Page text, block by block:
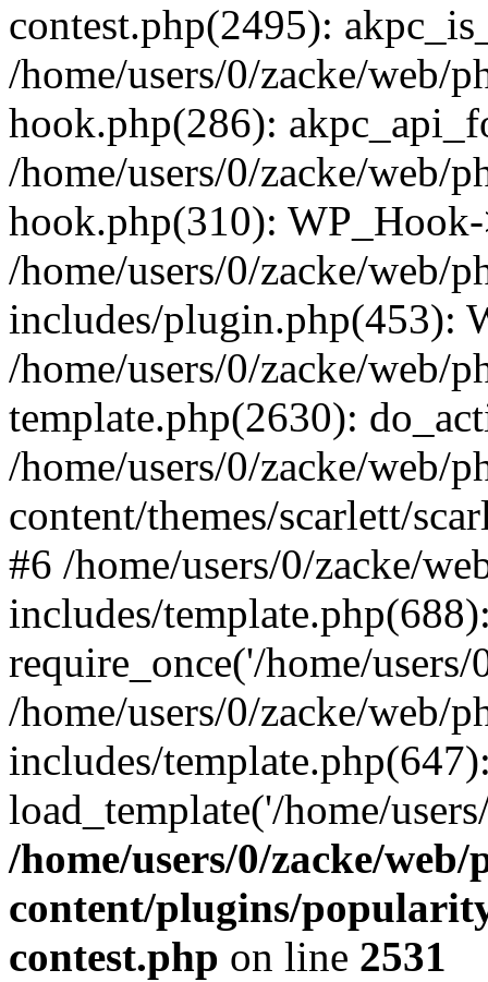
contest.php(2495):
/home/users/0/zacke/web/
hook.php(286):
/home/users/0/zacke/web/
hook.php(310):
/home/users/0/zacke/web/
includes/plugin.php(453):
/home/users/0/zacke/web/
template.php(2630):
/home/users/0/zacke/web/
content/themes/scarlett/
#6 /home/users/0/zacke/
includes/
require_once('/home/
/home/users/0/zacke/web/
includes/
load_template('/home/
/home/users/0/zacke/
content/plugins/
contest.php on line 2531